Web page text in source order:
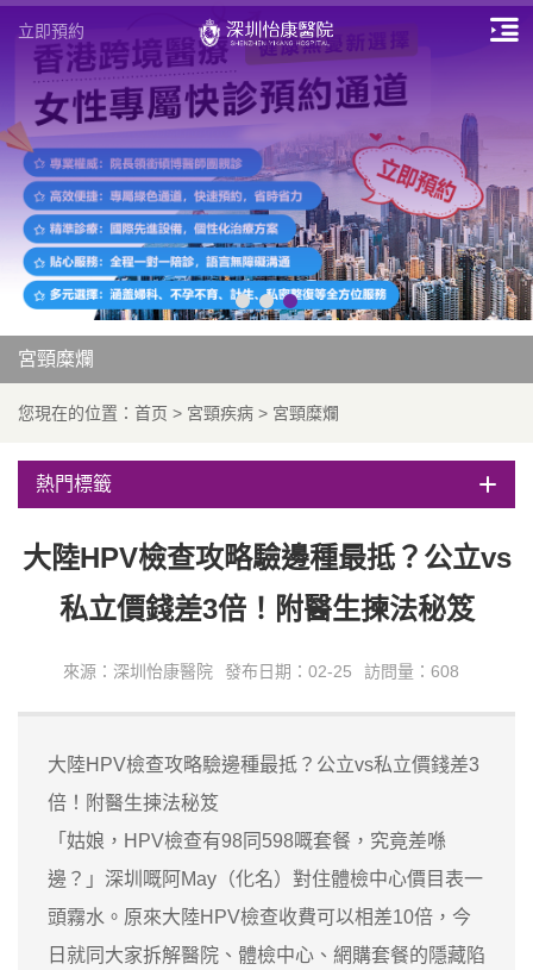
立即預約
宮頸糜爛
您現在的位置： 首页 > 宮頸疾病 > 宮頸糜爛
熱門標籤
大陸HPV檢查攻略驗邊種最抵？公立vs
私立價錢差3倍！附醫生揀法秘笈
來源：深圳怡康醫院 發布日期：02-25 訪問量：608
大陸HPV檢查攻略驗邊種最抵？公立vs私立價錢差3
倍！附醫生揀法秘笈
「姑娘，HPV檢查有98同598嘅套餐，究竟差喺
邊？」深圳嘅阿May（化名）對住體檢中心價目表一
頭霧水。原來大陸HPV檢查收費可以相差10倍，今
日就同大家拆解醫院、體檢中心、網購套餐的隱藏陷